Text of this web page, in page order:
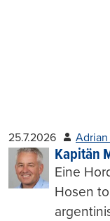
25.7.2026 Adrian
Kapitän
Eine
Hosen